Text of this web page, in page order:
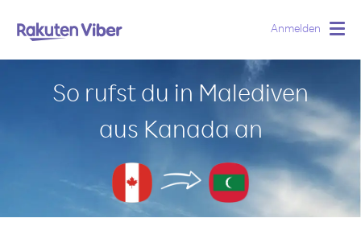
Anmelden
So rufst du in Malediven
aus Kanada an